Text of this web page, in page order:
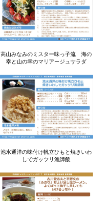
高山みなみのミスター味っ子流 海の
幸と山の幸のマリアージュサラダ
池水通洋の味付け帆立ひもと焼きいわ
しでガッツリ漁師飯